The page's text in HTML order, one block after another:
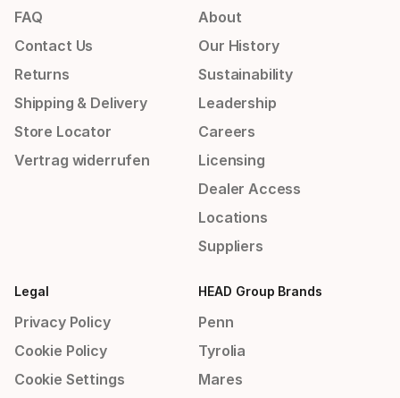
FAQ
Contact Us
Returns
Shipping & Delivery
Store Locator
Vertrag widerrufen
About
Our History
Sustainability
Leadership
Careers
Licensing
Dealer Access
Locations
Suppliers
Legal
Privacy Policy
Cookie Policy
Cookie Settings
HEAD Group Brands
Penn
Tyrolia
Mares